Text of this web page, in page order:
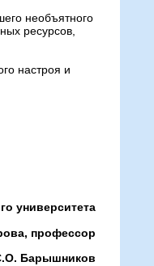
необъятного
ресурсов,
настроя и
университета
профессор
Барышников